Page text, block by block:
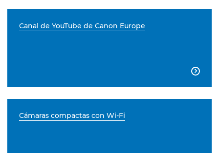
Canal de YouTube de Canon Europe

Cámaras compactas con Wi-Fi